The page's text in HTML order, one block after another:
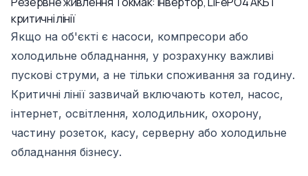
критичні лінії
Якщо на об'єкті є насоси, компресори або
холодильне обладнання, у розрахунку важливі
пускові струми, а не тільки споживання за годину.
Критичні лінії зазвичай включають котел, насос,
інтернет, освітлення, холодильник, охорону,
частину розеток, касу, серверну або холодильне
обладнання бізнесу.